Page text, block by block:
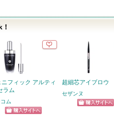
ニフィック アルティ
ラム
ム
超細芯アイブロウ
セザンヌ